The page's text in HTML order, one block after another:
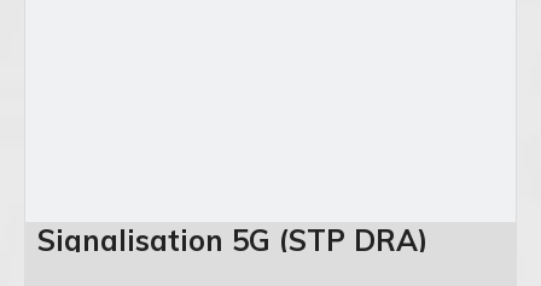
Signalisation 5G (STP DRA)